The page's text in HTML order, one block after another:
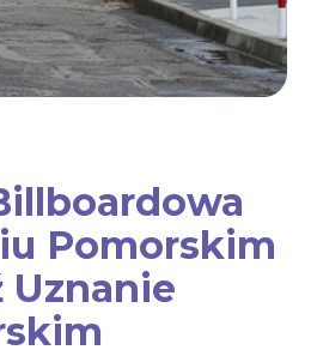
Pomorskim
Uznanie